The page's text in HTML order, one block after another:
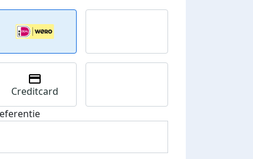
Creditcard